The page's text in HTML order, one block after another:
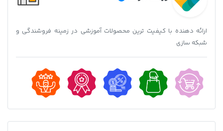
ارائه دهنده با کیفیت ترین محصولات آموزشی در زمینه فروشندگی و
شبکه سازی